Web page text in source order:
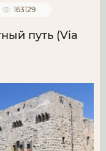
163129
путь (Via